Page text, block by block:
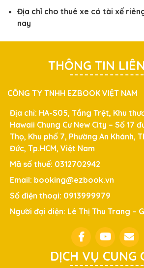
Địa chỉ cho thuê xe có tài xế
nay
THÔNG TIN
CÔNG TY TNHH EZBOOK VIỆT NAM
Địa chỉ: HA-S05, Tầng Trệt, Khu
Hawaii Chung Cư New City – Số 17
Thọ, Khu phố 7, Phường An Khánh,
Đức, Tp.HCM, Việt Nam
Mã số thuế: 0312702942
Email: booking@ezbook.vn
Số điện thoại: 0913999979
Người đại diện: Lê Thị Thu Trang –
DỊCH VỤ CUNG